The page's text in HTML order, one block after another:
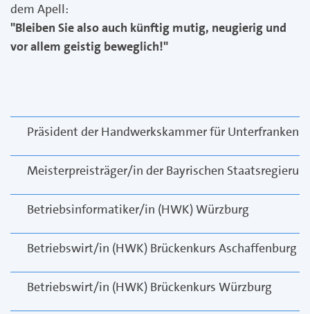
dem Apell:
"Bleiben Sie also auch künftig mutig, neugierig und
vor allem geistig beweglich!"
Präsident der Handwerkskammer für Unterfranken
Meisterpreisträger/in der Bayrischen
Betriebsinformatiker/in (HWK) Würzburg
Betriebswirt/in (HWK) Brückenkurs Aschaffenburg
Betriebswirt/in (HWK) Brückenkurs Würzburg